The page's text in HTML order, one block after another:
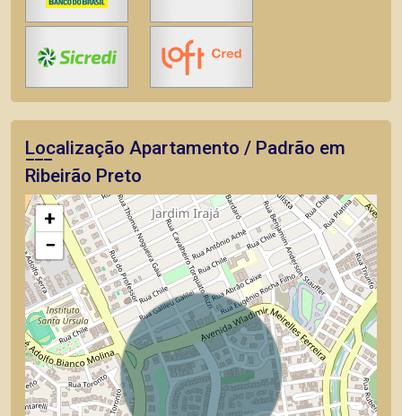
Localização Apartamento / Padrão em
Ribeirão Preto
+
−